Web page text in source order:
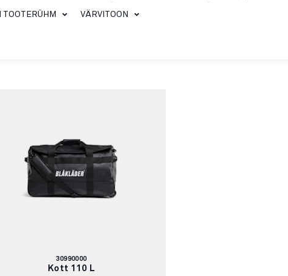
TOOTERÜHM VÄRVITOON
Artikli
number:
30990000
Kott 110 L